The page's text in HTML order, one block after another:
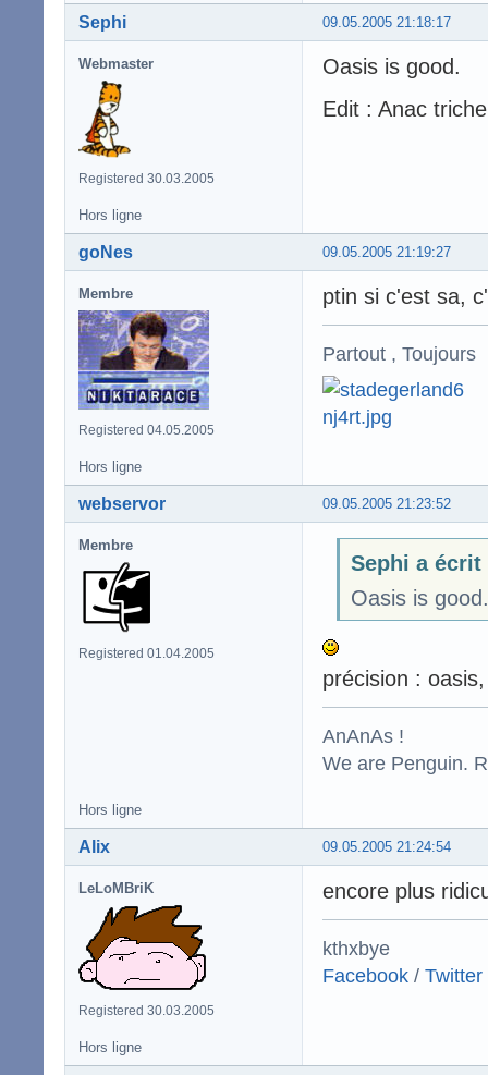
09.05.2005 21:18:17
Sephi
Webmaster
Registered 30.03.2005
Oasis is good.
Edit : Anac
Hors ligne
09.05.2005 21:19:27
goNes
Membre
Registered 04.05.2005
ptin si c'est sa,
Partout , Toujours
Hors ligne
09.05.2005 21:23:52
webservor
Membre
Registered 01.04.2005
Sephi a écrit
Oasis is good.
précision :
AnAnAs !
We are Penguin.
Hors ligne
09.05.2005 21:24:54
Alix
LeLoMBriK
Registered 30.03.2005
encore plus
kthxbye
Facebook / Twitter
Hors ligne